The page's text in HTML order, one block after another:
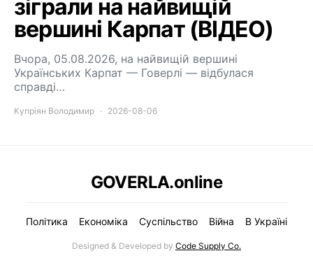
зіграли на найвищій
вершині Карпат (ВІДЕО)
Вчора, 05.08.2026, на найвищій вершині
Українських Карпат — Говерлі — відбулася
справді…
Купріян Володимир 2026-08-06
GOVERLA.online
Політика Економіка Суспільство Війна В Україні
Designed & Developed by Code Supply Co.